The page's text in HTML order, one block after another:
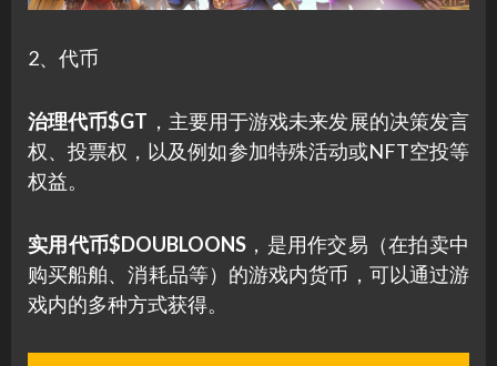
2、代币
治理代币$GT ，主要用于游戏未来发展的决策发言
权、投票权，以及例如参加特殊活动或NFT空投等
权益。
实用代币$DOUBLOONS ，是用作交易（在拍卖中
购买船舶、消耗品等）的游戏内货币，可以通过游
戏内的多种方式获得。